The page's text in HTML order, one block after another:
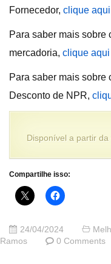
Fornecedor, clique aqui
Para saber mais sobre
mercadoria, clique aqui
Para saber mais sobre
Desconto de NPR,
Disponível a partir da
Compartilhe isso:
24/04/2024
Ramos
0 Comments